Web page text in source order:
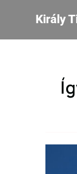
Király